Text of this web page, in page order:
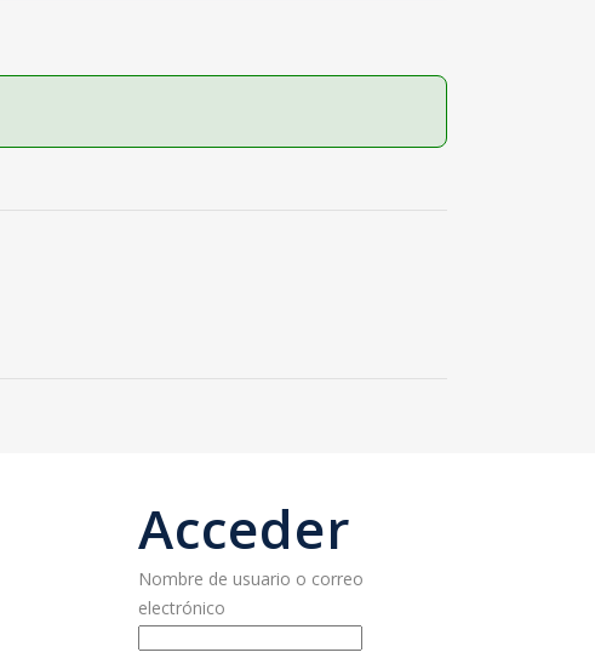
Acceder
Nombre de usuario o correo
electrónico